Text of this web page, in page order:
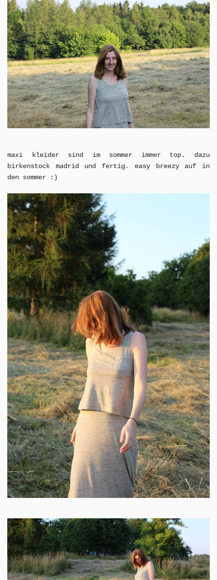
maxi kleider sind im sommer immer top. dazu
birkenstock madrid und fertig. easy breezy auf in
den sommer :)